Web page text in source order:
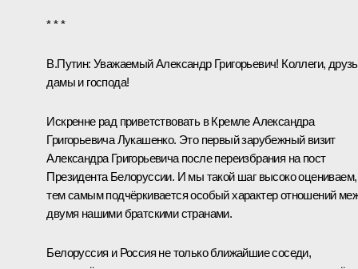
* * *
В.Путин: Уважаемый Александр Григорьевич! Коллеги,
дамы и господа!
Искренне рад приветствовать в Кремле Александра
Григорьевича Лукашенко. Это первый зарубежный визит
Александра Григорьевича после переизбрания на пост
Президента Белоруссии. И мы такой шаг высоко оцениваем,
тем самым подчёркивается особый характер отношений
двумя нашими братскими странами.
Белоруссия и Россия не только ближайшие соседи,